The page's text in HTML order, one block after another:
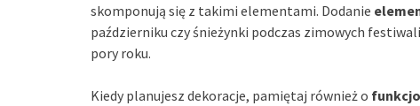
skomponują się z takimi elementami. Dodanie
październiku czy śnieżynki podczas zimowych
pory roku.
Kiedy planujesz dekoracje, pamiętaj również o